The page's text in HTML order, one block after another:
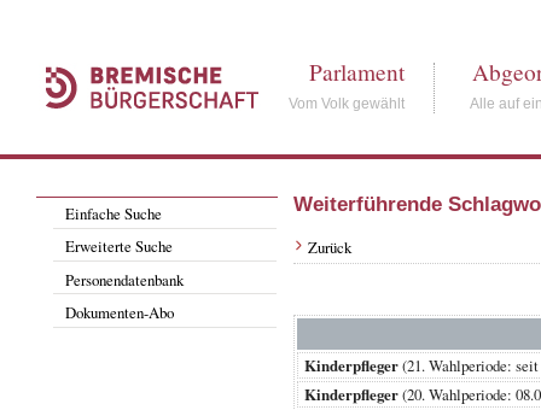
Parlament
Vom Volk gewählt Alle auf
Einfache Suche
Erweiterte Suche
Personendatenbank
Dokumenten-Abo
Weiterführende
Zurück
Kinderpfleger(21. Wahlperiode:
Kinderpfleger(20. Wahlperiode: